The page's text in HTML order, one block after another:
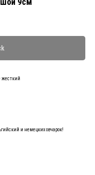
жесткий
и немецких овчарок!